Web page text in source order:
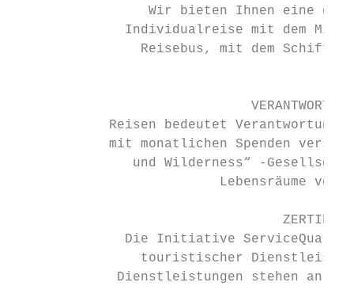
Wir bieten Ihnen eine
Individualreise mit dem
Reisebus, mit dem Schiff,
Reisen bedeutet Verantwortung
mit monatlichen Spenden
und Wilderness“ -
Lebensräume von
Die Initiative
touristischer
Dienstleistungen stehen an